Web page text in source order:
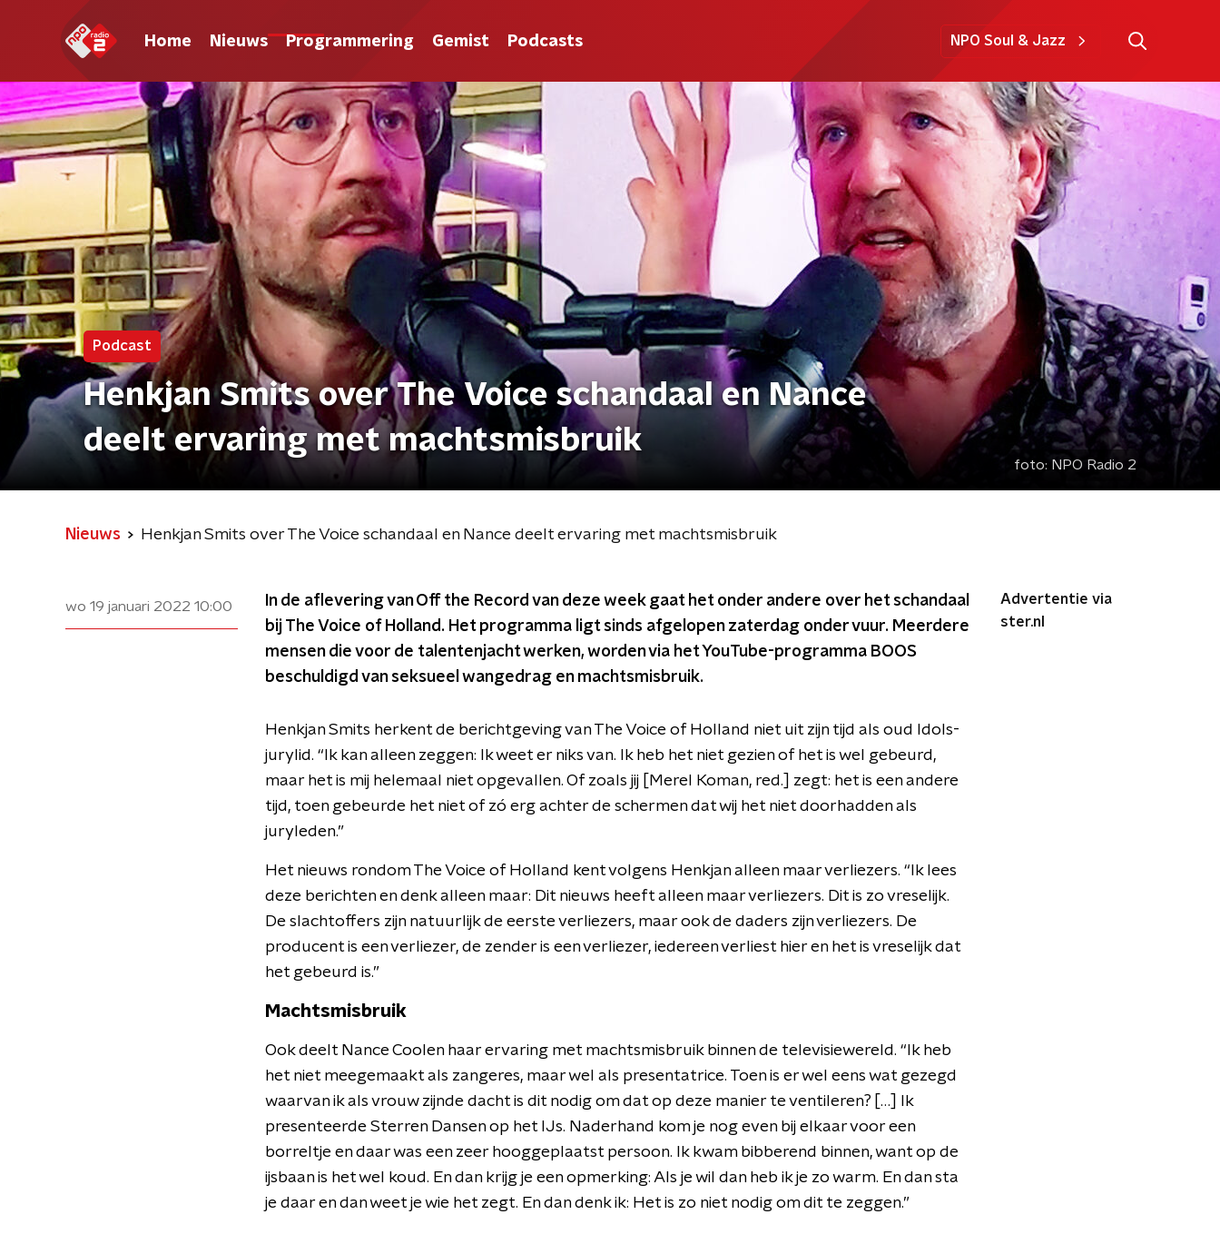
Home Nieuws Programmering Gemist Podcasts NPO Soul & Jazz
Podcast
Henkjan Smits over The Voice schandaal en Nance
deelt ervaring met machtsmisbruik
foto: NPO Radio 2
Nieuws Henkjan Smits over The Voice schandaal en Nance deelt ervaring met machtsmisbruik
wo 19 januari 2022 10:00
In de aflevering van Off the Record van deze week gaat het onder andere over het schandaal
bij The Voice of Holland. Het programma ligt sinds afgelopen zaterdag onder vuur. Meerdere
mensen die voor de talentenjacht werken, worden via het YouTube-programma BOOS
beschuldigd van seksueel wangedrag en machtsmisbruik.
Henkjan Smits herkent de berichtgeving van The Voice of Holland niet uit zijn tijd als oud Idols-
jurylid. “Ik kan alleen zeggen: Ik weet er niks van. Ik heb het niet gezien of het is wel gebeurd,
maar het is mij helemaal niet opgevallen. Of zoals jij [Merel Koman, red.] zegt: het is een andere
tijd, toen gebeurde het niet of zó erg achter de schermen dat wij het niet doorhadden als
juryleden.”
Het nieuws rondom The Voice of Holland kent volgens Henkjan alleen maar verliezers. “Ik lees
deze berichten en denk alleen maar: Dit nieuws heeft alleen maar verliezers. Dit is zo vreselijk.
De slachtoffers zijn natuurlijk de eerste verliezers, maar ook de daders zijn verliezers. De
producent is een verliezer, de zender is een verliezer, iedereen verliest hier en het is vreselijk dat
het gebeurd is.”
Machtsmisbruik
Ook deelt Nance Coolen haar ervaring met machtsmisbruik binnen de televisiewereld. “Ik heb
het niet meegemaakt als zangeres, maar wel als presentatrice. Toen is er wel eens wat gezegd
waarvan ik als vrouw zijnde dacht is dit nodig om dat op deze manier te ventileren? […] Ik
presenteerde Sterren Dansen op het IJs. Naderhand kom je nog even bij elkaar voor een
borreltje en daar was een zeer hooggeplaatst persoon. Ik kwam bibberend binnen, want op de
ijsbaan is het wel koud. En dan krijg je een opmerking: Als je wil dan heb ik je zo warm. En dan sta
je daar en dan weet je wie het zegt. En dan denk ik: Het is zo niet nodig om dit te zeggen.”
Advertentie via
ster.nl